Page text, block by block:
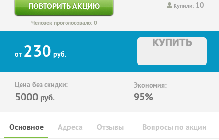
Купили: 10
ПОВТОРИТЬ АКЦИЮ
Человек проголосовало: 0
от 230 руб.
КУПИТЬ
Цена без скидки:
5000 руб.
Экономия:
95%
Основное Отзывы Вопросы по акции
Адреса